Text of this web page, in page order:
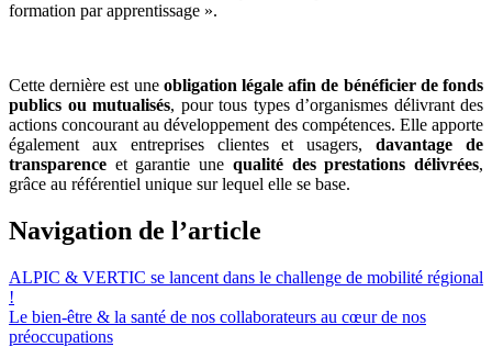
formation par apprentissage ».
Cette dernière est une obligation légale afin de bénéficier de fonds
publics ou mutualisés, pour tous types d’organismes délivrant des
actions concourant au développement des compétences. Elle apporte
également aux entreprises clientes et usagers,davantage de
transparence et garantie une qualité des prestations délivrées,
grâce au référentiel unique sur lequel elle se base.
Navigation de l’article
ALPIC & VERTIC se lancent dans le challenge de mobilité régional
!
Le bien-être & la santé de nos collaborateurs au cœur de nos
préoccupations